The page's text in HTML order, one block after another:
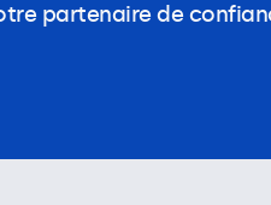
partenaire de